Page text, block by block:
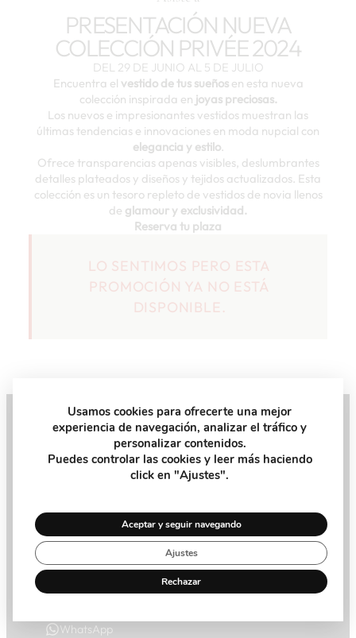
PRESENTACIÓN NUEVA
COLECCIÓN PRIVÉE 2024
DEL 29 DE JUNIO AL 5 DE JULIO
Encuentra el vestido de tus sueñosen esta nueva
colección inspirada en joyas preciosas.
Los nuevos e impresionantes vestidos muestran las
últimas tendencias e innovaciones en moda nupcial con
elegancia y estilo.
Ofrece transparencias apenas visibles, deslumbrantes
detalles plateados y diseños y tejidos actualizados. Esta
colección es un tesoro repleto de vestidos de novia llenos
de glamour y exclusividad.
Reserva tu plaza
LO SENTIMOS PERO ESTA
PROMOCIÓN YA NO ESTÁ
DISPONIBLE.
Pide tu Cita
Recibe la ayuda y el consejo que necesitas de nuestra
Pide Cita
WhatsApp
Usamos cookies para ofrecerte una mejor
experiencia de navegación, analizar el tráfico y
personalizar contenidos.
Puedes controlar las cookies y leer más haciendo
click en "Ajustes".
Aceptar y seguir navegando
Rechazar
Ajustes